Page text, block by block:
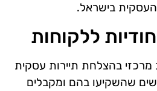
העסקית בישראל.
ללקוחות
מרכזי בהצלחת תיירות עסקית
שהשקיעו בהם ומקבלים